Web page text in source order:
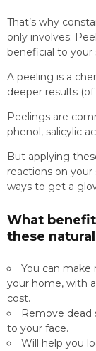
That’s why
only involves:
beneficial to your
A peeling is a
deeper results
Peelings are
phenol, salicylic
But applying
reactions on
ways to get a
What
these
You can
your home, with
cost.
Remove dead
to your face.
Will help you